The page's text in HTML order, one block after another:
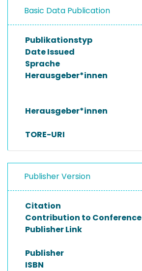
Basic Data Publication
Publikationstyp
Date Issued
Sprache
Herausgeber*innen
Herausgeber*innen
TORE-URI
Publisher Version
Citation
Contribution to Conference
Publisher Link
Publisher
ISBN